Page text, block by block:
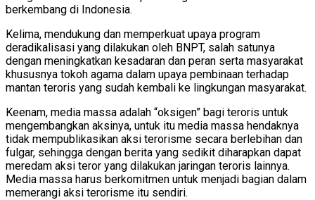
berkembang di Indonesia.
Kelima, mendukung dan memperkuat upaya program
deradikalisasi yang dilakukan oleh BNPT, salah satunya
dengan meningkatkan kesadaran dan peran serta masyarakat
khususnya tokoh agama dalam upaya pembinaan terhadap
mantan teroris yang sudah kembali ke lingkungan masyarakat.
Keenam, media massa adalah “oksigen” bagi teroris untuk
mengembangkan aksinya, untuk itu media massa hendaknya
tidak mempublikasikan aksi terorisme secara berlebihan dan
fulgar, sehingga dengan berita yang sedikit diharapkan dapat
meredam aksi teror yang dilakukan jaringan teroris lainnya.
Media massa harus berkomitmen untuk menjadi bagian dalam
memerangi aksi terorisme itu sendiri.